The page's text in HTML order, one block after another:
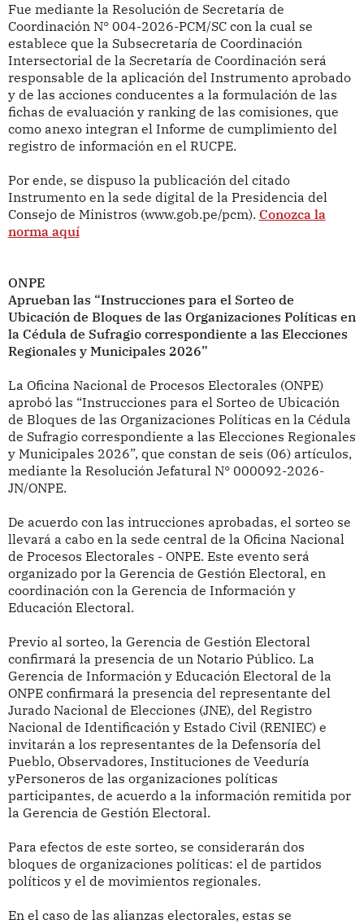
Fue mediante la Resolución de Secretaría de
Coordinación N° 004-2026-PCM/SC con la cual se
establece que la Subsecretaría de Coordinación
Intersectorial de la Secretaría de Coordinación será
responsable de la aplicación del Instrumento aprobado
y de las acciones conducentes a la formulación de las
fichas de evaluación y ranking de las comisiones, que
como anexo integran el Informe de cumplimiento del
registro de información en el RUCPE.
Por ende, se dispuso la publicación del citado
Instrumento en la sede digital de la Presidencia del
Consejo de Ministros (www.gob.pe/pcm). Conozca la
norma aquí
ONPE
Aprueban las “Instrucciones para el Sorteo de
Ubicación de Bloques de las Organizaciones Políticas en
la Cédula de Sufragio correspondiente a las Elecciones
Regionales y Municipales 2026”
La Oficina Nacional de Procesos Electorales (ONPE)
aprobó las “Instrucciones para el Sorteo de Ubicación
de Bloques de las Organizaciones Políticas en la Cédula
de Sufragio correspondiente a las Elecciones Regionales
y Municipales 2026”, que constan de seis (06) artículos,
mediante la Resolución Jefatural N° 000092-2026-
JN/ONPE.
De acuerdo con las intrucciones aprobadas, el sorteo se
llevará a cabo en la sede central de la Oficina Nacional
de Procesos Electorales - ONPE. Este evento será
organizado por la Gerencia de Gestión Electoral, en
coordinación con la Gerencia de Información y
Educación Electoral.
Previo al sorteo, la Gerencia de Gestión Electoral
confirmará la presencia de un Notario Público. La
Gerencia de Información y Educación Electoral de la
ONPE confirmará la presencia del representante del
Jurado Nacional de Elecciones (JNE), del Registro
Nacional de Identificación y Estado Civil (RENIEC) e
invitarán a los representantes de la Defensoría del
Pueblo, Observadores, Instituciones de Veeduría
yPersoneros de las organizaciones políticas
participantes, de acuerdo a la información remitida por
la Gerencia de Gestión Electoral.
Para efectos de este sorteo, se considerarán dos
bloques de organizaciones políticas: el de partidos
políticos y el de movimientos regionales.
En el caso de las alianzas electorales, estas se